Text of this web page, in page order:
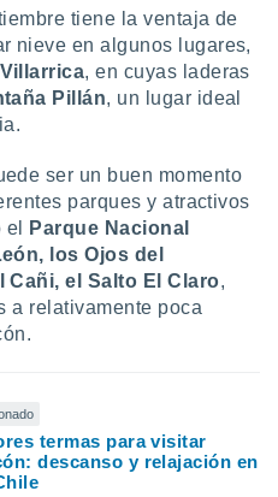
tiene la ventaja de
nieve en algunos lugares,
, en cuyas laderas
Pillán, un lugar ideal
ser un buen momento
parques y atractivos
el
Parque Nacional
los Ojos del
Cañi, el Salto El Claro,
a relativamente poca
termas para visitar
descanso y relajación en